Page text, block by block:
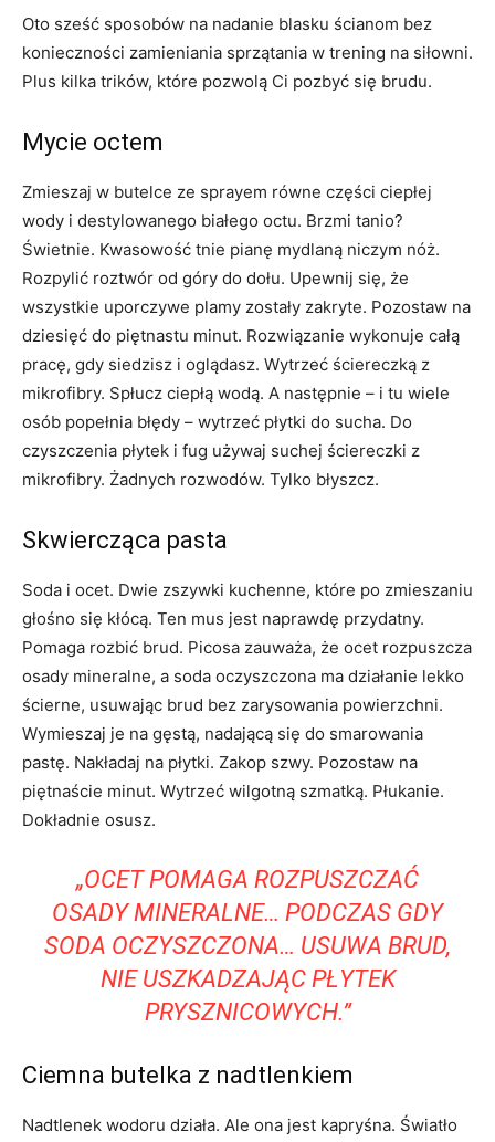
Oto sześć sposobów na nadanie blasku ścianom bez
konieczności zamieniania sprzątania w trening na siłowni.
Plus kilka trików, które pozwolą Ci pozbyć się brudu.
Mycie octem
Zmieszaj w butelce ze sprayem równe części ciepłej
wody i destylowanego białego octu. Brzmi tanio?
Świetnie. Kwasowość tnie pianę mydlaną niczym nóż.
Rozpylić roztwór od góry do dołu. Upewnij się, że
wszystkie uporczywe plamy zostały zakryte. Pozostaw na
dziesięć do piętnastu minut. Rozwiązanie wykonuje całą
pracę, gdy siedzisz i oglądasz. Wytrzeć ściereczką z
mikrofibry. Spłucz ciepłą wodą. A następnie – i tu wiele
osób popełnia błędy – wytrzeć płytki do sucha. Do
czyszczenia płytek i fug używaj suchej ściereczki z
mikrofibry. Żadnych rozwodów. Tylko błyszcz.
Skwiercząca pasta
Soda i ocet. Dwie zszywki kuchenne, które po zmieszaniu
głośno się kłócą. Ten mus jest naprawdę przydatny.
Pomaga rozbić brud. Picosa zauważa, że ​​ocet rozpuszcza
osady mineralne, a soda oczyszczona ma działanie lekko
ścierne, usuwając brud bez zarysowania powierzchni.
Wymieszaj je na gęstą, nadającą się do smarowania
pastę. Nakładaj na płytki. Zakop szwy. Pozostaw na
piętnaście minut. Wytrzeć wilgotną szmatką. Płukanie.
Dokładnie osusz.
„OCET POMAGA ROZPUSZCZAĆ
OSADY MINERALNE… PODCZAS GDY
SODA OCZYSZCZONA… USUWA BRUD,
NIE USZKADZAJĄC PŁYTEK
PRYSZNICOWYCH.”
Ciemna butelka z nadtlenkiem
Nadtlenek wodoru działa. Ale ona jest kapryśna. Światło